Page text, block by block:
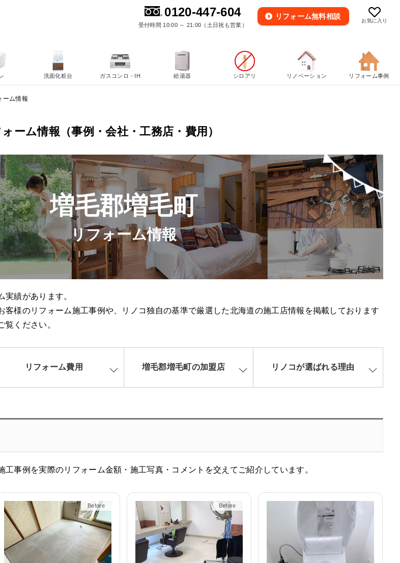
お気に入り
0120-447-604
受付時間 10:00 ～ 21:00（土日祝も営業）
リフォーム無料相談
ーム情報
ーム情報（事例・会社・工務店・費用）
増毛郡増毛町
リフォーム情報
実績があります。
客様のリフォーム施工事例や、リノコ独自の基準で厳選した北海道の施工店情報を掲載しております
覧ください。
リフォーム費用 増毛郡増毛町の加盟店 リノコが選ばれる理由
事例を実際のリフォーム金額・施工写真・コメントを交えてご紹介しています。
Before
After Before
After
洗面化粧台 ガスコンロ・IH 給湯器 シロアリ リノベーション リフォーム事例